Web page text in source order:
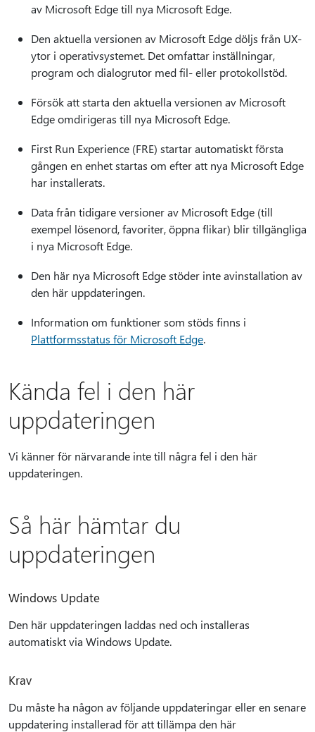
av Microsoft Edge till nya Microsoft Edge.
Den aktuella versionen av Microsoft Edge döljs från UX-
ytor i operativsystemet. Det omfattar inställningar,
program och dialogrutor med fil- eller protokollstöd.
Försök att starta den aktuella versionen av Microsoft
Edge omdirigeras till nya Microsoft Edge.
First Run Experience (FRE) startar automatiskt första
gången en enhet startas om efter att nya Microsoft Edge
har installerats.
Data från tidigare versioner av Microsoft Edge (till
exempel lösenord, favoriter, öppna flikar) blir tillgängliga
i nya Microsoft Edge.
Den här nya Microsoft Edge stöder inte avinstallation av
den här uppdateringen.
Information om funktioner som stöds finns i
Plattformsstatus för Microsoft Edge.
Kända fel i den här
uppdateringen
Vi känner för närvarande inte till några fel i den här
uppdateringen.
Så här hämtar du
uppdateringen
Windows Update
Den här uppdateringen laddas ned och installeras
automatiskt via Windows Update.
Krav
Du måste ha någon av följande uppdateringar eller en senare
uppdatering installerad för att tillämpa den här